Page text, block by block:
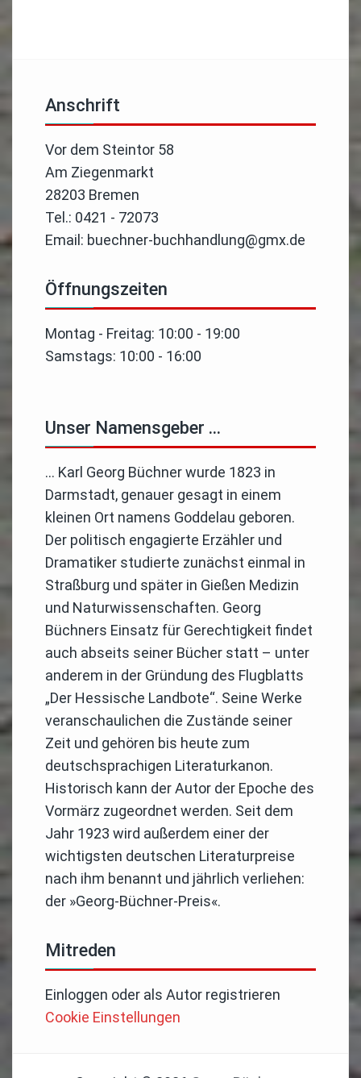
Anschrift
Vor dem Steintor 58
Am Ziegenmarkt
28203 Bremen
Tel.: 0421 - 72073
Email: buechner-buchhandlung@gmx.de
Öffnungszeiten
Montag - Freitag: 10:00 - 19:00
Samstags: 10:00 - 16:00
Unser Namensgeber …
… Karl Georg Büchner wurde 1823 in
Darmstadt, genauer gesagt in einem
kleinen Ort namens Goddelau geboren.
Der politisch engagierte Erzähler und
Dramatiker studierte zunächst einmal in
Straßburg und später in Gießen Medizin
und Naturwissenschaften. Georg
Büchners Einsatz für Gerechtigkeit findet
auch abseits seiner Bücher statt – unter
anderem in der Gründung des Flugblatts
„Der Hessische Landbote“. Seine Werke
veranschaulichen die Zustände seiner
Zeit und gehören bis heute zum
deutschsprachigen Literaturkanon.
Historisch kann der Autor der Epoche des
Vormärz zugeordnet werden. Seit dem
Jahr 1923 wird außerdem einer der
wichtigsten deutschen Literaturpreise
nach ihm benannt und jährlich verliehen:
der »Georg-Büchner-Preis«.
Mitreden
Einloggen oder als Autor registrieren
Cookie Einstellungen